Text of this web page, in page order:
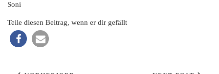
Soni
Teile diesen Beitrag, wenn er dir gefällt